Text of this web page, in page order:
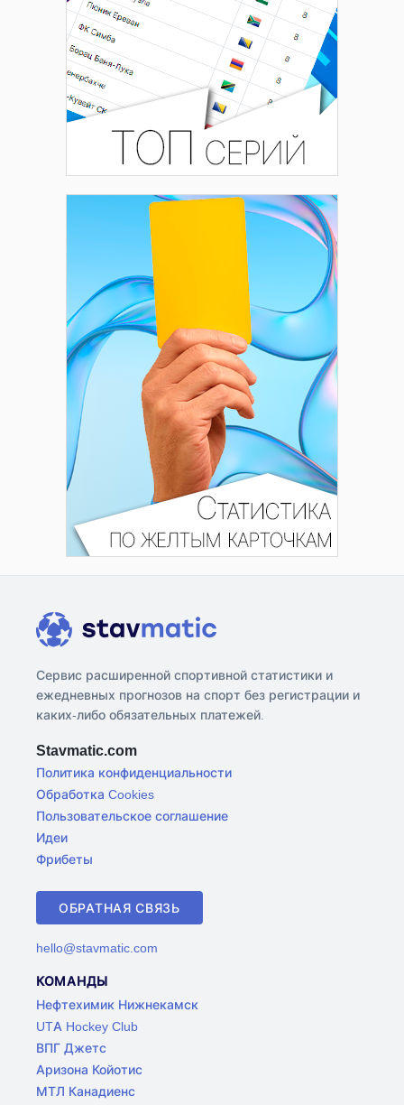
Сервис расширенной спортивной статистики и
ежедневных прогнозов на спорт без регистрации и
каких-либо обязательных платежей.
Stavmatic.com
Политика конфиденциальности
Обработка Cookies
Пользовательское соглашение
Идеи
Фрибеты
ОБРАТНАЯ СВЯЗЬ
hello@stavmatic.com
КОМАНДЫ
Нефтехимик Нижнекамск
UTA Hockey Club
ВПГ Джетс
Аризона Койотис
МТЛ Канадиенс